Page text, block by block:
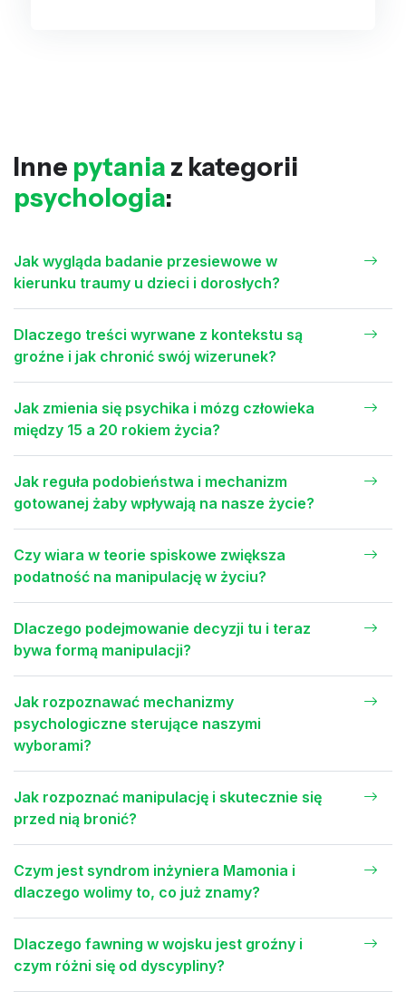
Inne pytania z kategorii
psychologia:
Jak wygląda badanie przesiewowe w
kierunku traumy u dzieci i dorosłych?
Dlaczego treści wyrwane z kontekstu są
groźne i jak chronić swój wizerunek?
Jak zmienia się psychika i mózg człowieka
między 15 a 20 rokiem życia?
Jak reguła podobieństwa i mechanizm
gotowanej żaby wpływają na nasze życie?
Czy wiara w teorie spiskowe zwiększa
podatność na manipulację w życiu?
Dlaczego podejmowanie decyzji tu i teraz
bywa formą manipulacji?
Jak rozpoznawać mechanizmy
psychologiczne sterujące naszymi
wyborami?
Jak rozpoznać manipulację i skutecznie się
przed nią bronić?
Czym jest syndrom inżyniera Mamonia i
dlaczego wolimy to, co już znamy?
Dlaczego fawning w wojsku jest groźny i
czym różni się od dyscypliny?